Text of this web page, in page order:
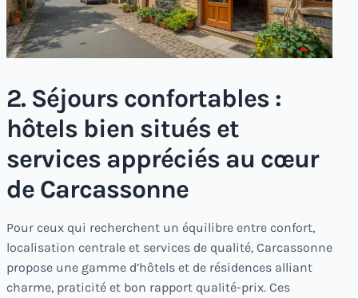
2. Séjours confortables :
hôtels bien situés et
services appréciés au cœur
de Carcassonne
Pour ceux qui recherchent un équilibre entre confort,
localisation centrale et services de qualité, Carcassonne
propose une gamme d’hôtels et de résidences alliant
charme, praticité et bon rapport qualité-prix. Ces